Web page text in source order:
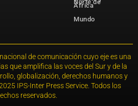
Norte de
África
Mundo
de comunicación cuyo eje es una
que amplifica las voces del Sur y de la
globalización, derechos humanos y
IPS-Inter Press Service. Todos los
reservados.